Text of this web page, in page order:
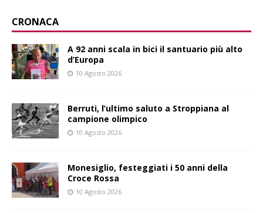
CRONACA
A 92 anni scala in bici il santuario più alto
d’Europa
10 Agosto 2026
Berruti, l’ultimo saluto a Stroppiana al
campione olimpico
10 Agosto 2026
Monesiglio, festeggiati i 50 anni della
Croce Rossa
10 Agosto 2026